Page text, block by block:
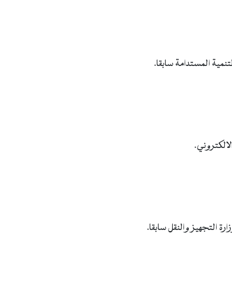
المستدامة سابقا.
التجهيز والنقل سابقا.